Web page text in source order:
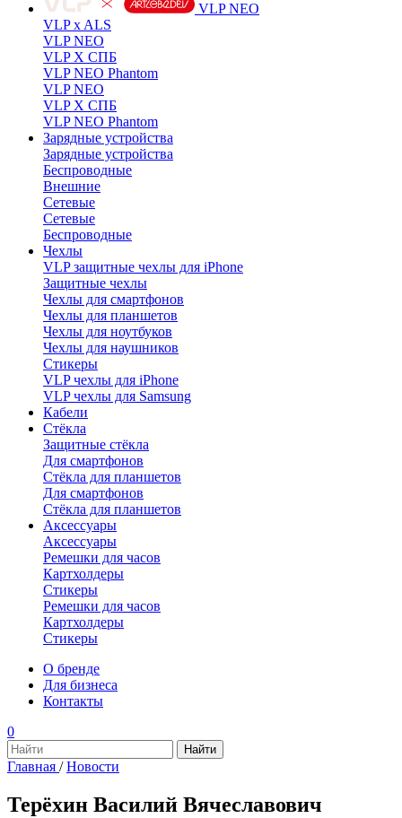
VLP NEO
VLP x ALS
VLP NEO
VLP X СПБ
VLP NEO Phantom
VLP NEO
VLP X СПБ
VLP NEO Phantom
Зарядные устройства
Зарядные устройства
Беспроводные
Внешние
Сетевые
Сетевые
Беспроводные
Чехлы
VLP защитные чехлы для iPhone
Защитные чехлы
Чехлы для смартфонов
Чехлы для планшетов
Чехлы для ноутбуков
Чехлы для наушников
Стикеры
VLP чехлы для iPhone
VLP чехлы для Samsung
Кабели
Стёкла
Защитные стёкла
Для смартфонов
Стёкла для планшетов
Для смартфонов
Стёкла для планшетов
Аксессуары
Аксессуары
Ремешки для часов
Картхолдеры
Стикеры
Ремешки для часов
Картхолдеры
Стикеры
О бренде
Для бизнеса
Контакты
0
Главная / Новости
Терёхин Василий Вячеславович